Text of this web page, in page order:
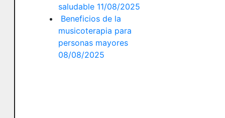
saludable 11/08/2025
Beneficios de la
musicoterapia para
personas mayores
08/08/2025